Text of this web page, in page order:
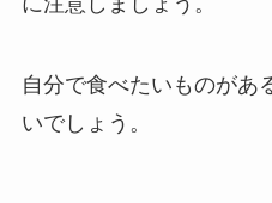
自分で食べたいものがあ
いでしょう。